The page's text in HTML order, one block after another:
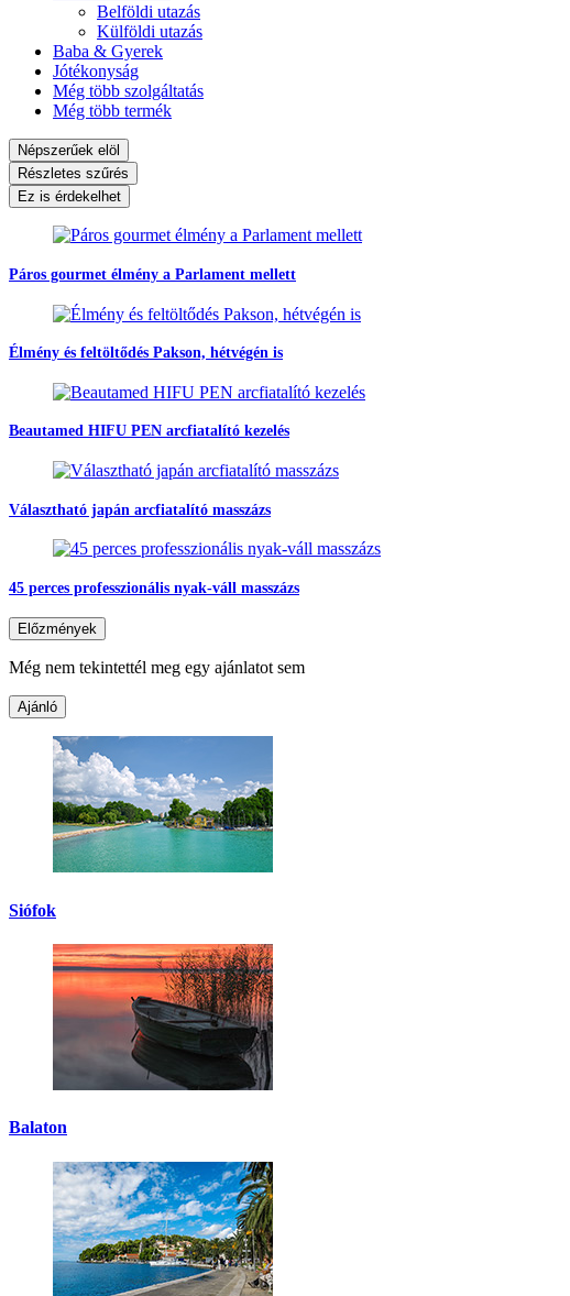
Belföldi utazás
Külföldi utazás
Baba & Gyerek
Jótékonyság
Még több szolgáltatás
Még több termék
Népszerűek elöl
Részletes szűrés
Ez is érdekelhet
Páros gourmet élmény a Parlament mellett
Élmény és feltöltődés Pakson, hétvégén is
Beautamed HIFU PEN arcfiatalító kezelés
Választható japán arcfiatalító masszázs
45 perces professzionális nyak-váll masszázs
Előzmények
Még nem tekintettél meg egy ajánlatot sem
Ajánló
Siófok
Balaton